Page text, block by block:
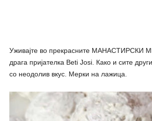
Уживајте во прекрасните МАНАСТИРСКИ
драга пријателка Beti Josi. Како и сите
со неодолив вкус. Мерки на лажица.